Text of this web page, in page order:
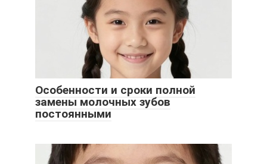
Особенности и сроки полной
замены молочных зубов
постоянными